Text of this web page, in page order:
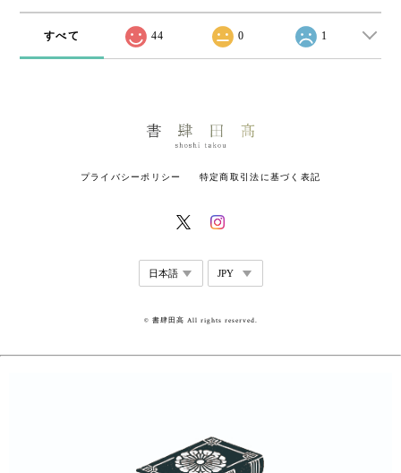
すべて 44 0 1
プライバシーポリシー 特定商取引法に基づく表記
© 書肆田高 All rights reserved.